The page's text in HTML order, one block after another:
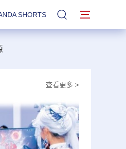
SHORTS 站内搜索
查看更多 >